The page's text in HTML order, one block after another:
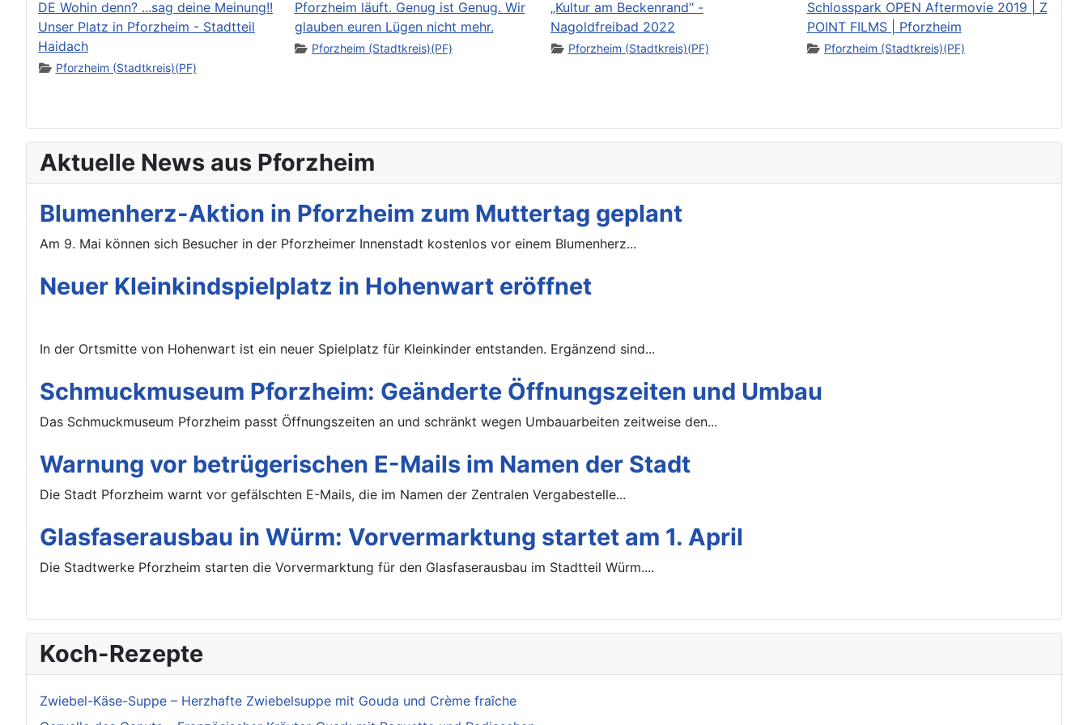
DE Wohin denn? ...sag deine Meinung!!
Unser Platz in Pforzheim - Stadtteil
Haidach
Pforzheim (Stadtkreis)(PF)
Pforzheim läuft. Genug ist Genug. Wir
glauben euren Lügen nicht mehr.
Pforzheim (Stadtkreis)(PF)
„Kultur am Beckenrand“ -
Nagoldfreibad 2022
Pforzheim (Stadtkreis)(PF)
Schlosspark OPEN Aftermovie 2019 | Z
POINT FILMS | Pforzheim
Pforzheim (Stadtkreis)(PF)
Aktuelle News aus Pforzheim
Blumenherz-Aktion in Pforzheim zum Muttertag geplant
Am 9. Mai können sich Besucher in der Pforzheimer Innenstadt kostenlos vor einem Blumenherz...
Neuer Kleinkindspielplatz in Hohenwart eröffnet
In der Ortsmitte von Hohenwart ist ein neuer Spielplatz für Kleinkinder entstanden. Ergänzend sind...
Schmuckmuseum Pforzheim: Geänderte Öffnungszeiten und Umbau
Das Schmuckmuseum Pforzheim passt Öffnungszeiten an und schränkt wegen Umbauarbeiten zeitweise den...
Warnung vor betrügerischen E-Mails im Namen der Stadt
Die Stadt Pforzheim warnt vor gefälschten E-Mails, die im Namen der Zentralen Vergabestelle...
Glasfaserausbau in Würm: Vorvermarktung startet am 1. April
Die Stadtwerke Pforzheim starten die Vorvermarktung für den Glasfaserausbau im Stadtteil Würm....
Koch-Rezepte
Zwiebel-Käse-Suppe – Herzhafte Zwiebelsuppe mit Gouda und Crème fraîche